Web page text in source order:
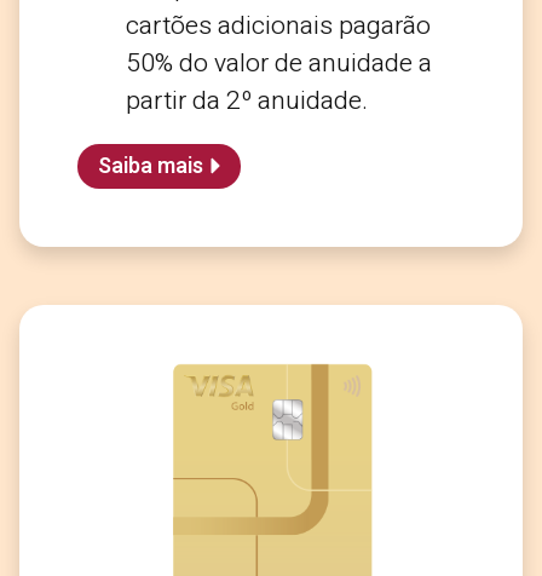
cartões adicionais pagarão
50% do valor de anuidade a
partir da 2º anuidade.
Saiba mais